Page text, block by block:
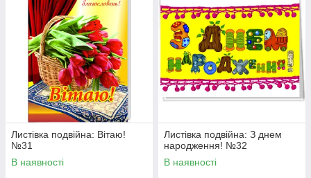
Листівка подвійна: Вітаю!
№31
В наявності
Листівка подвійна: З днем
народження! №32
В наявності